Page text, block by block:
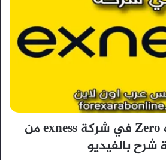
طريقة فتح حساب Zero في شركة exness من
بالفيديو